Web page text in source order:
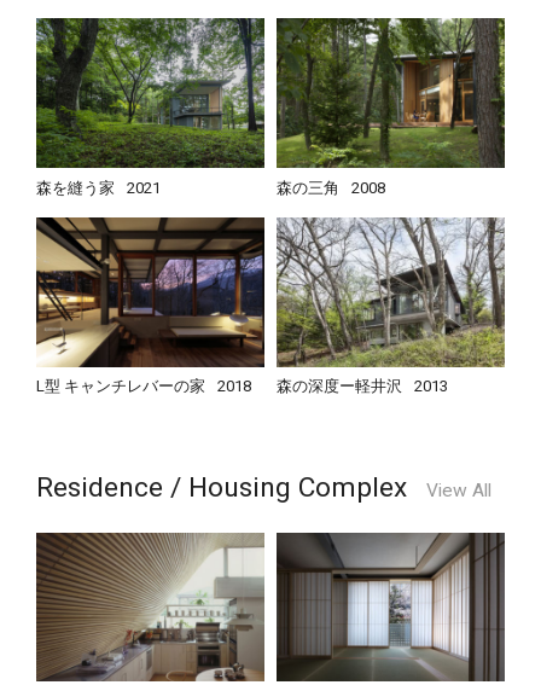
森を縫う家 2021 森の三角 2008
L型 キャンチレバーの家 2018 森の深度ー軽井沢 2013
Residence / Housing Complex View All